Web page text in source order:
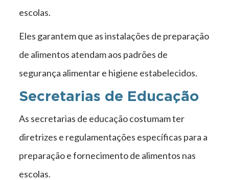
escolas.
Eles garantem que as instalações de preparação
de alimentos atendam aos padrões de
segurança alimentar e higiene estabelecidos.
Secretarias de Educação
As secretarias de educação costumam ter
diretrizes e regulamentações específicas para a
preparação e fornecimento de alimentos nas
escolas.